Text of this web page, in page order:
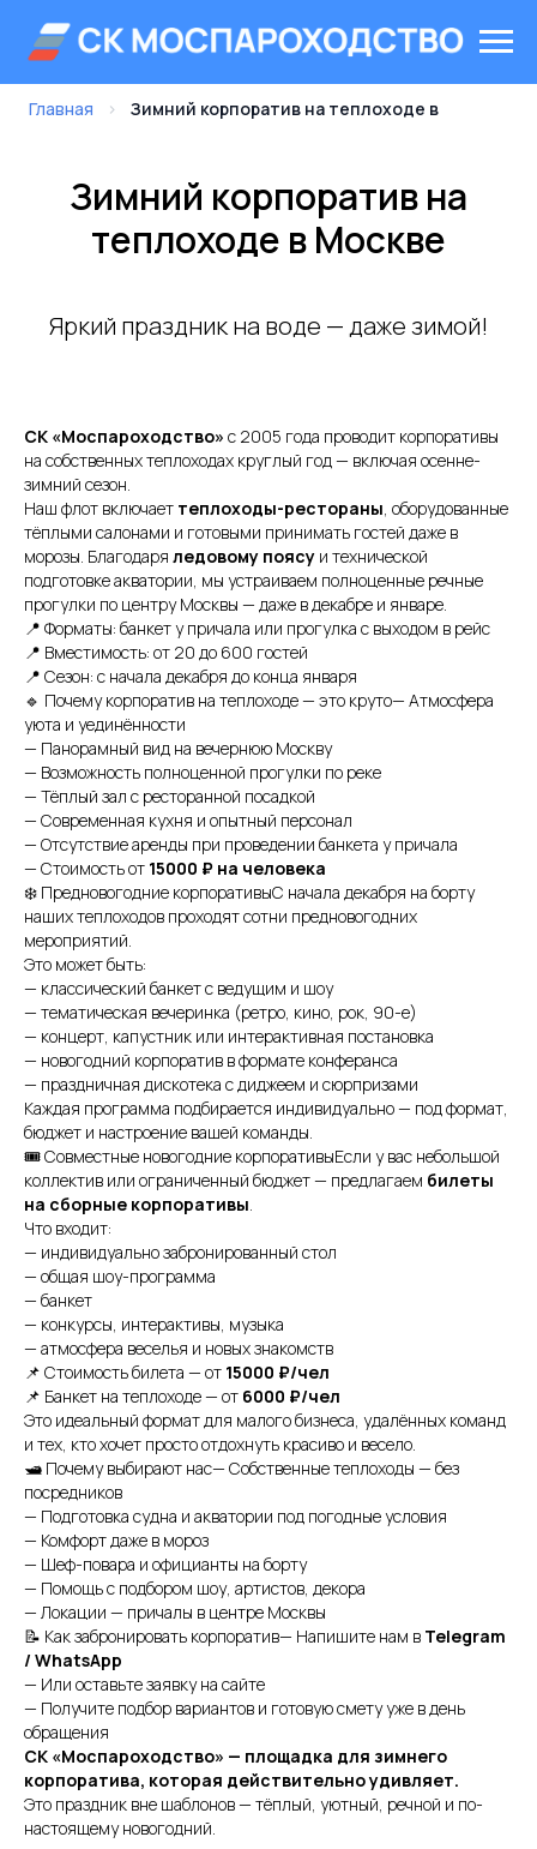
Главная › Зимний корпоратив на теплоходе в
Зимний корпоратив на
теплоходе в Москве
Яркий праздник на воде — даже зимой!
СК «Моспароходство» с 2005 года проводит корпоративы
на собственных теплоходах круглый год — включая осенне-
зимний сезон.
Наш флот включает теплоходы-рестораны, оборудованные
тёплыми салонами и готовыми принимать гостей даже в
морозы. Благодаря ледовому поясу и технической
подготовке акватории, мы устраиваем полноценные речные
прогулки по центру Москвы — даже в декабре и январе.
📍 Форматы: банкет у причала или прогулка с выходом в рейс
📍 Вместимость: от 20 до 600 гостей
📍 Сезон: с начала декабря до конца января
🔹 Почему корпоратив на теплоходе — это круто— Атмосфера
уюта и уединённости
— Панорамный вид на вечернюю Москву
— Возможность полноценной прогулки по реке
— Тёплый зал с ресторанной посадкой
— Современная кухня и опытный персонал
— Отсутствие аренды при проведении банкета у причала
— Стоимость от 15000 ₽ на человека
❄️ Предновогодние корпоративыС начала декабря на борту
наших теплоходов проходят сотни предновогодних
мероприятий.
Это может быть:
— классический банкет с ведущим и шоу
— тематическая вечеринка (ретро, кино, рок, 90-е)
— концерт, капустник или интерактивная постановка
— новогодний корпоратив в формате конферанса
— праздничная дискотека с диджеем и сюрпризами
Каждая программа подбирается индивидуально — под формат,
бюджет и настроение вашей команды.
🎟️ Совместные новогодние корпоративыЕсли у вас небольшой
коллектив или ограниченный бюджет — предлагаем билеты
на сборные корпоративы.
Что входит:
— индивидуально забронированный стол
— общая шоу-программа
— банкет
— конкурсы, интерактивы, музыка
— атмосфера веселья и новых знакомств
📌 Стоимость билета — от 15000 ₽/чел
📌 Банкет на теплоходе — от 6000 ₽/чел
Это идеальный формат для малого бизнеса, удалённых команд
и тех, кто хочет просто отдохнуть красиво и весело.
🛥️ Почему выбирают нас— Собственные теплоходы — без
посредников
— Подготовка судна и акватории под погодные условия
— Комфорт даже в мороз
— Шеф-повара и официанты на борту
— Помощь с подбором шоу, артистов, декора
— Локации — причалы в центре Москвы
📝 Как забронировать корпоратив— Напишите нам в Telegram
/ WhatsApp
— Или оставьте заявку на сайте
— Получите подбор вариантов и готовую смету уже в день
обращения
СК «Моспароходство» — площадка для зимнего
корпоратива, которая действительно удивляет.
Это праздник вне шаблонов — тёплый, уютный, речной и по-
настоящему новогодний.
Аренда теплоходов
Речные прогулки
Контакты
Остались вопросы?
+7
Я даю согласие на обработку моих
персональных данных на условиях
Согласияи подтверждаю, что
ознакомлен(а) сПолитикой обработки
персональных данных.
Отправить